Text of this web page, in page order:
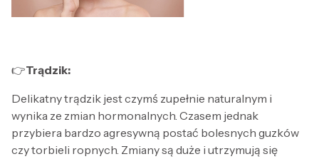
👉Trądzik:
Delikatny trądzik jest czymś zupełnie naturalnym i
wynika ze zmian hormonalnych. Czasem jednak
przybiera bardzo agresywną postać bolesnych guzków
czy torbieli ropnych. Zmiany są duże i utrzymują się